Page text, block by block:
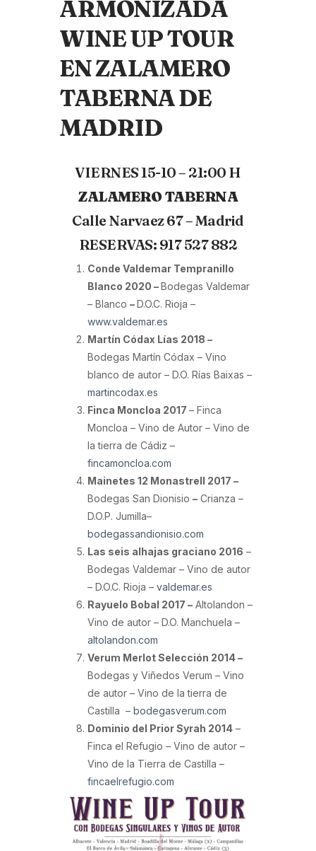
ARMONIZADA
WINE UP TOUR
EN ZALAMERO
TABERNA DE
MADRID
VIERNES 15-10 – 21:00 H
ZALAMERO TABERNA
Calle Narvaez 67 – Madrid
RESERVAS: 917 527 882
Conde Valdemar Tempranillo
Blanco 2020 –Bodegas Valdemar
– Blanco –D.O.C. Rioja –
www.valdemar.es
Martín Códax Lías 2018 –
Bodegas Martín Códax – Vino
blanco de autor – D.O. Rías Baixas –
martincodax.es
Finca Moncloa 2017 – Finca
Moncloa – Vino de Autor – Vino de
la tierra de Cádiz –
fincamoncloa.com
Mainetes 12 Monastrell 2017 –
Bodegas San Dionisio – Crianza –
D.O.P. Jumilla–
bodegassandionisio.com
Las seis alhajas graciano 2016 –
Bodegas Valdemar – Vino de autor
– D.O.C. Rioja – valdemar.es
Rayuelo Bobal 2017 – Altolandon –
Vino de autor – D.O. Manchuela –
altolandon.com
Verum Merlot Selección 2014 –
Bodegas y Viñedos Verum – Vino
de autor – Vino de la tierra de
Castilla – bodegasverum.com
Dominio del Prior Syrah 2014 –
Finca el Refugio – Vino de autor –
Vino de la Tierra de Castilla –
fincaelrefugio.com